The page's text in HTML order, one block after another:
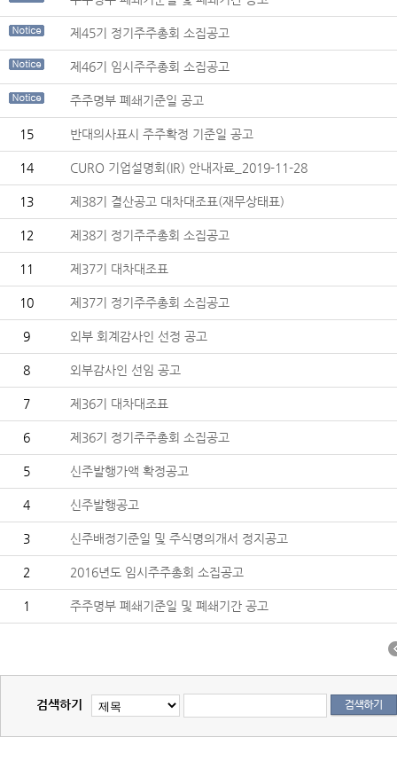
제45기 정기주주총회 소집공고
제46기 임시주주총회 소집공고
주주명부 폐쇄기준일 공고
15 반대의사표시 주주확정 기준일 공고
14 CURO 기업설명회(IR) 안내자료_2019-11-28
13 제38기 결산공고 대차대조표(재무상태표)
12 제38기 정기주주총회 소집공고
11 제37기 대차대조표
10 제37기 정기주주총회 소집공고
9 외부 회계감사인 선정 공고
8 외부감사인 선임 공고
7 제36기 대차대조표
6 제36기 정기주주총회 소집공고
5 신주발행가액 확정공고
4 신주발행공고
3 신주배정기준일 및 주식명의개서 정지공고
2 2016년도 임시주주총회 소집공고
1 주주명부 폐쇄기준일 및 폐쇄기간 공고
검색하기